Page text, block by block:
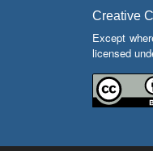
Creative
Except
licensed